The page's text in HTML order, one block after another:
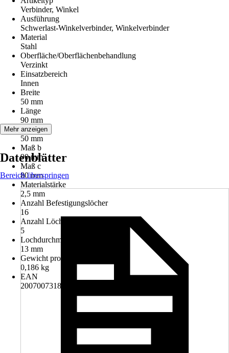
Verbinder, Winkel
Ausführung
Schwerlast-Winkelverbinder, Winkelverbinder
Material
Stahl
Oberfläche/Oberflächenbehandlung
Verzinkt
Einsatzbereich
Innen
Breite
50 mm
Länge
90 mm
Maß a
50 mm
Maß b
90 mm
Maß c
80 mm
Materialstärke
2,5 mm
Anzahl Befestigungslöcher
16
Anzahl Löcher
5
Lochdurchmesser
13 mm
Gewicht pro Stück
0,186 kg
EAN
2007007318471, 4004338334659
Mehr anzeigen
Datenblätter
Bereich überspringen